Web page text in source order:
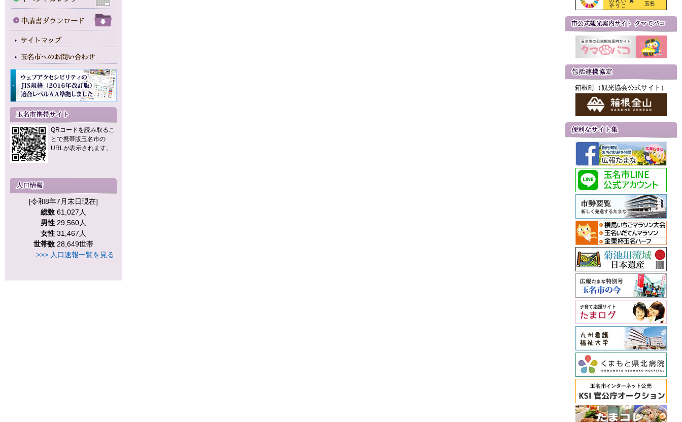
QRコードを読み取るこ
とで携帯版玉名市の
URLが表示されます。
[令和8年7月末日現在]
総数 61,027人
男性 29,560人
女性 31,467人
世帯数 28,649世帯
>>> 人口速報一覧を見る
箱根町（観光協会公式サイト）